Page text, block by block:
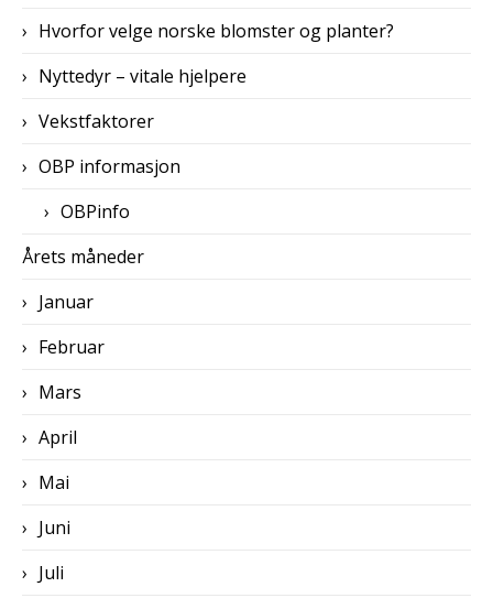
Hvorfor velge norske blomster og planter?
Nyttedyr – vitale hjelpere
Vekstfaktorer
OBP informasjon
OBPinfo
Årets måneder
Januar
Februar
Mars
April
Mai
Juni
Juli